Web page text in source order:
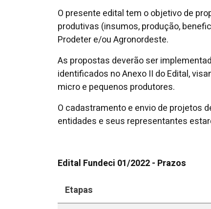
O presente edital tem o objetivo de
produtivas (insumos, produção,
Prodeter e/ou Agronordeste.
As propostas deverão ser
identificados no Anexo II do Edital,
micro e pequenos produtores.
O cadastramento e envio de projetos
entidades e seus representantes
Edital Fundeci 01/2022 - Prazos
Etapas